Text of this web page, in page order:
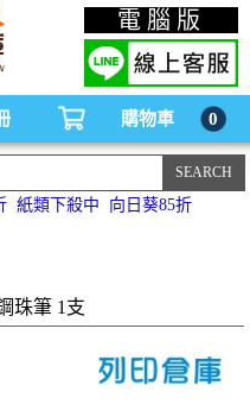
碳粉匣,連續供墨印表機-office24列印
機版
電腦版
購物車 0
紙類下殺中
向日葵85折
珠筆 1支